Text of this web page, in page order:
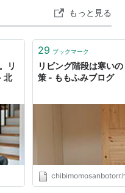
ました 前回切った塩ビ
もっと見る
リ
北
29 ブックマーク
リビング階段は寒い
策 - ももふみブログ